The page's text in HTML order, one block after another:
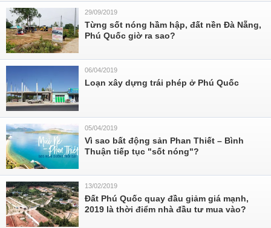
29/09/2019
Từng sốt nóng hầm hập, đất nền Đà Nẵng,
Phú Quốc giờ ra sao?
06/04/2019
Loạn xây dựng trái phép ở Phú Quốc
05/04/2019
Vì sao bất động sản Phan Thiết – Bình
Thuận tiếp tục "sốt nóng"?
13/02/2019
Đất Phú Quốc quay đầu giảm giá mạnh,
2019 là thời điểm nhà đầu tư mua vào?